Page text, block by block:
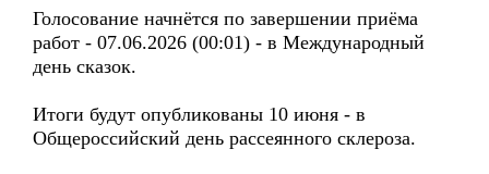
Голосование начнётся по завершении приёма
работ - 07.06.2026 (00:01) - в Международный
день сказок.
Итоги будут опубликованы 10 июня - в
Общероссийский день рассеянного склероза.